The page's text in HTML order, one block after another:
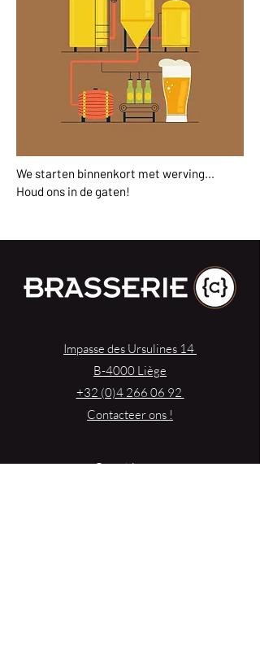
We starten binnenkort met werving...
Houd ons in de gaten!
Impasse des Ursulines 14
B-4000 Liège
+32 (0)4 266 06 92
Contacteer ons !
Onze bieren